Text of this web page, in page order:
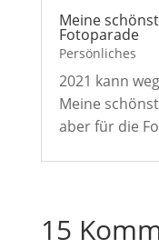
Meine
Fotoparade
Persönliches
2021 kann
Meine
aber für die
15